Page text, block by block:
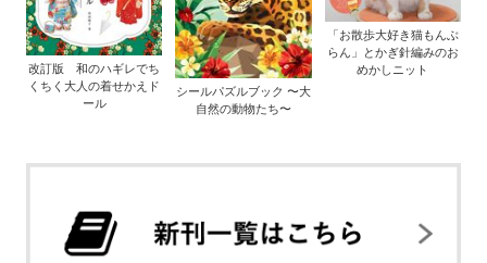
改訂版 和のハギレでち
くちく大人の着せかえド
ール
シールパズルブック 〜大
自然の動物たち〜
「お散歩大好き猫もんぶ
らん」とかぎ針編みのお
めかしニット